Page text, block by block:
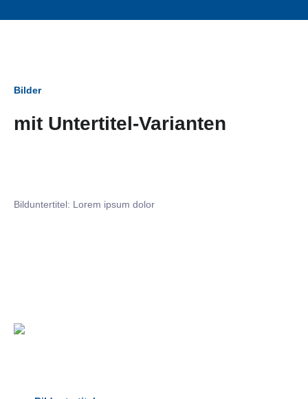
Bilder
mit Untertitel-Varianten
Bilduntertitel: Lorem ipsum dolor